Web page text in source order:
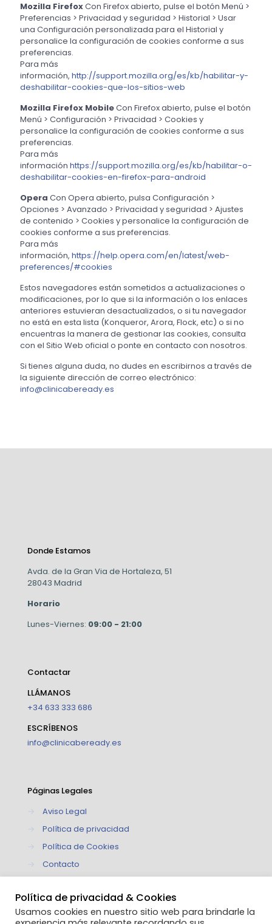
Mozilla FirefoxCon Firefox abierto, pulse el botón Menú >
Preferencias > Privacidad y seguridad > Historial > Usar
una Configuración personalizada para el Historial y
personalice la configuración de cookies conforme a sus
preferencias.
Para más
información, http://support.mozilla.org/es/kb/habilitar-y-
deshabilitar-cookies-que-los-sitios-web
Mozilla Firefox MobileCon Firefox abierto, pulse el botón
Menú > Configuración > Privacidad > Cookies y
personalice la configuración de cookies conforme a sus
preferencias.
Para más
información https://support.mozilla.org/es/kb/habilitar-o-
deshabilitar-cookies-en-firefox-para-android
Opera Con Opera abierto, pulsa Configuración >
Opciones > Avanzado > Privacidad y seguridad > Ajustes
de contenido > Cookies y personalice la configuración de
cookies conforme a sus preferencias.
Para más
información, https://help.opera.com/en/latest/web-
preferences/#cookies
Estos navegadores están sometidos a actualizaciones o
modificaciones, por lo que si la información o los enlaces
anteriores estuvieran desactualizados, o si tu navegador
no está en esta lista (Konqueror, Arora, Flock, etc) o si no
encuentras la manera de gestionar las cookies, consulta
con el Sitio Web oficial o ponte en contacto con nosotros.
Si tienes alguna duda, no dudes en escribirnos a través de
la siguiente dirección de correo electrónico:
info@clinicabeready.es
Donde Estamos
Avda. de la Gran Via de Hortaleza, 51
28043 Madrid
Horario
Lunes-Viernes: 09:00 - 21:00
Contactar
LLÁMANOS
+34 633 333 686
ESCRÍBENOS
info@clinicabeready.es
Páginas Legales
→
Aviso Legal
→
Política de privacidad
→
Política de Cookies
→
Contacto
Política de privacidad & Cookies
Usamos cookies en nuestro sitio web para brindarle la